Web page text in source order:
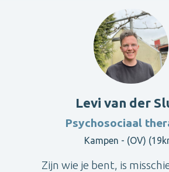
Levi van der
Psychosociaal
Kampen - (OV)
Zijn wie je bent, is